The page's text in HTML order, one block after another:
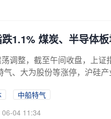
1.1% 煤炭、半导体
调整，截至午间收盘，上
气、大为股份等涨停，沪硅
中船特气
06-04 11:34